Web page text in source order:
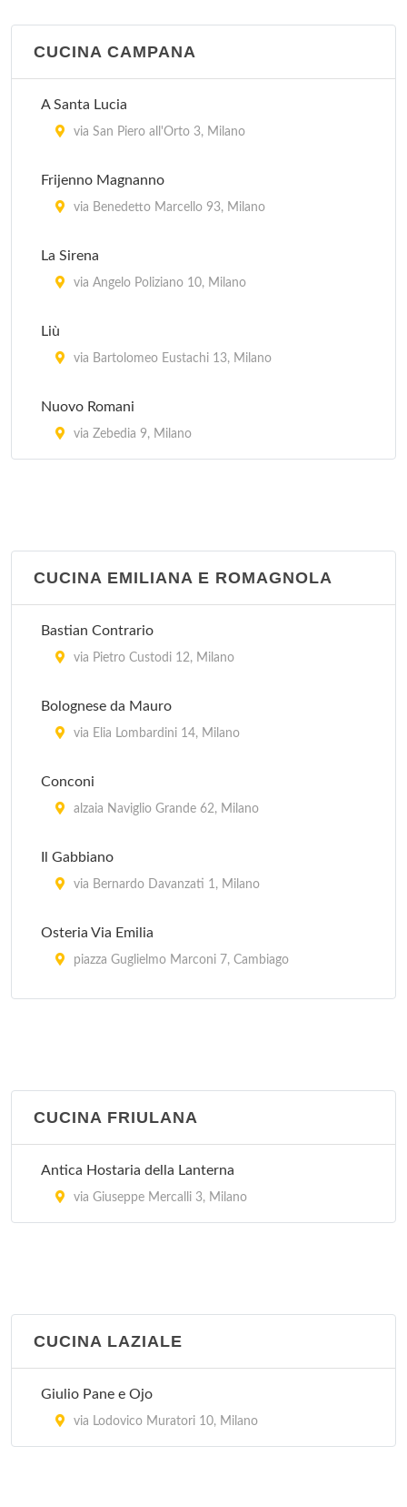
CUCINA CAMPANA
A Santa Lucia
via San Piero all'Orto 3, Milano
Frijenno Magnanno
via Benedetto Marcello 93, Milano
La Sirena
via Angelo Poliziano 10, Milano
Liù
via Bartolomeo Eustachi 13, Milano
Nuovo Romani
via Zebedia 9, Milano
CUCINA EMILIANA E ROMAGNOLA
Bastian Contrario
via Pietro Custodi 12, Milano
Bolognese da Mauro
via Elia Lombardini 14, Milano
Conconi
alzaia Naviglio Grande 62, Milano
Il Gabbiano
via Bernardo Davanzati 1, Milano
Osteria Via Emilia
piazza Guglielmo Marconi 7, Cambiago
CUCINA FRIULANA
Antica Hostaria della Lanterna
via Giuseppe Mercalli 3, Milano
CUCINA LAZIALE
Giulio Pane e Ojo
via Lodovico Muratori 10, Milano